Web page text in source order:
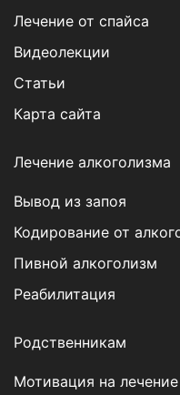
Лечение от спайса
Видеолекции
Статьи
Карта сайта
Лечение алкоголизма
Вывод из запоя
Кодирование от
Пивной алкоголизм
Реабилитация
Родственникам
Мотивация на лечение